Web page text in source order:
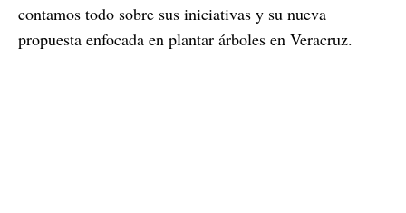
contamos todo sobre sus iniciativas y su nueva
propuesta enfocada en plantar árboles en Veracruz.